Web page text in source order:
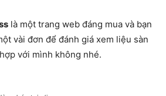
là một trang web đáng mua và bạn
vài đơn để đánh giá xem liệu sàn
với mình không nhé.